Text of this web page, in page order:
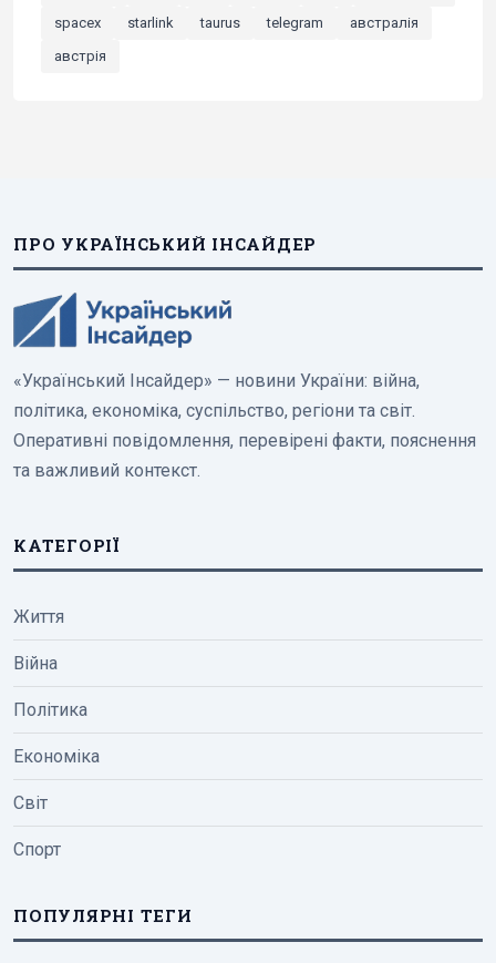
spacex
starlink taurus telegram
австралія
австрія
ПРО УКРАЇНСЬКИЙ ІНСАЙДЕР
«Український Інсайдер» — новини України: війна,
політика, економіка, суспільство, регіони та світ.
Оперативні повідомлення, перевірені факти, пояснення
та важливий контекст.
КАТЕГОРІЇ
Життя
Війна
Політика
Економіка
Світ
Спорт
ПОПУЛЯРНІ ТЕГИ